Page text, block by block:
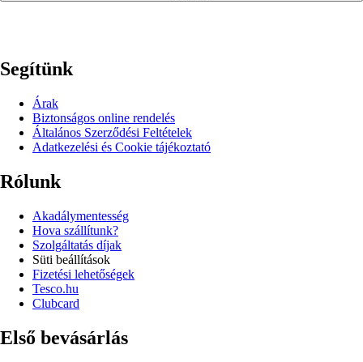
Segítünk
Árak
Biztonságos online rendelés
Általános Szerződési Feltételek
Adatkezelési és Cookie tájékoztató
Rólunk
Akadálymentesség
Hova szállítunk?
Szolgáltatás díjak
Süti beállítások
Fizetési lehetőségek
Tesco.hu
Clubcard
Első bevásárlás